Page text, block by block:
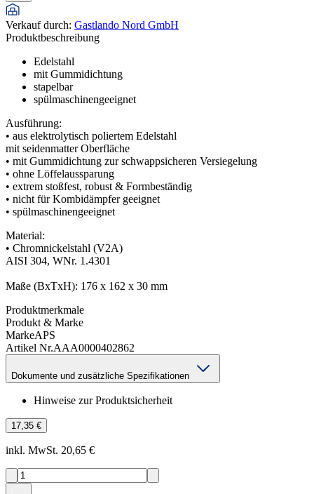
Verkauf durch: Gastlando Nord GmbH
Produktbeschreibung
Edelstahl
mit Gummidichtung
stapelbar
spülmaschinengeeignet
Ausführung:
• aus elektrolytisch poliertem Edelstahl
mit seidenmatter Oberfläche
• mit Gummidichtung zur schwappsicheren Versiegelung
• ohne Löffelaussparung
• extrem stoßfest, robust & Formbeständig
• nicht für Kombidämpfer geeignet
• spülmaschinengeeignet
Material:
• Chromnickelstahl (V2A)
AISI 304, WNr. 1.4301
Maße (BxTxH): 176 x 162 x 30 mm
Produktmerkmale
Produkt & Marke
MarkeAPS
Artikel Nr.AAA0000402862
Dokumente und zusätzliche Spezifikationen
Hinweise zur Produktsicherheit
17,35 €
inkl. MwSt. 20,65 €